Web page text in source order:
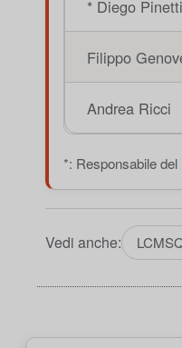
* Diego Pinetti
Filippo
Andrea Ricci
*: Responsabile del
Vedi anche: